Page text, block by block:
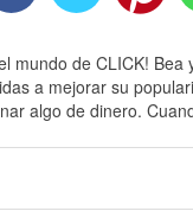
mundo de CLICK! Bea
a mejorar su
algo de dinero.